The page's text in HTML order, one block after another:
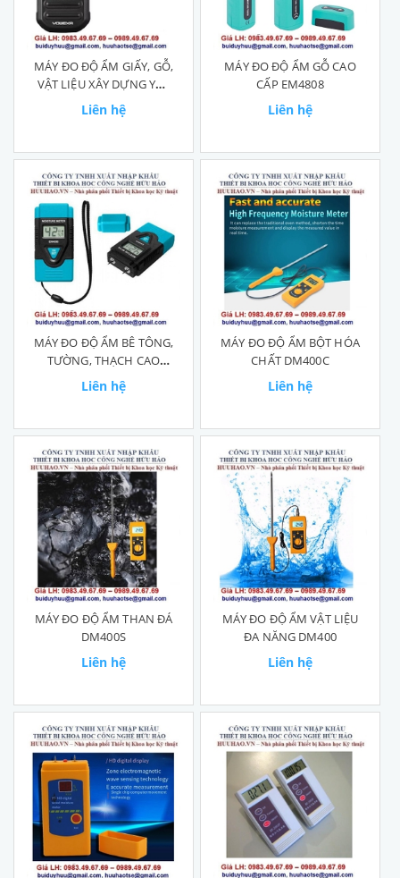
MÁY ĐO ĐỘ ẨM GIẤY, GỖ,
VẬT LIỆU XÂY DỰNG YW-
212
Liên hệ
MÁY ĐO ĐỘ ẨM GỖ CAO
CẤP EM4808
Liên hệ
MÁY ĐO ĐỘ ẨM BÊ TÔNG,
TƯỜNG, THẠCH CAO
EM4806
Liên hệ
MÁY ĐO ĐỘ ẨM BỘT HÓA
CHẤT DM400C
Liên hệ
MÁY ĐO ĐỘ ẨM THAN ĐÁ
DM400S
Liên hệ
MÁY ĐO ĐỘ ẨM VẬT LIỆU
ĐA NĂNG DM400
Liên hệ